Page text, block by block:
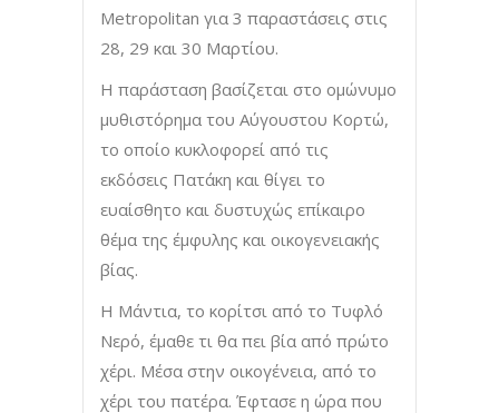
Metropolitan για 3 παραστάσεις στις
28, 29 και 30 Μαρτίου.
Η παράσταση βασίζεται στο ομώνυμο
μυθιστόρημα του Αύγουστου Κορτώ,
το οποίο κυκλοφορεί από τις
εκδόσεις Πατάκη και θίγει το
ευαίσθητο και δυστυχώς επίκαιρο
θέμα της έμφυλης και οικογενειακής
βίας.
Η Μάντια, το κορίτσι από το Τυφλό
Νερό, έμαθε τι θα πει βία από πρώτο
χέρι. Μέσα στην οικογένεια, από το
χέρι του πατέρα. Έφτασε η ώρα που